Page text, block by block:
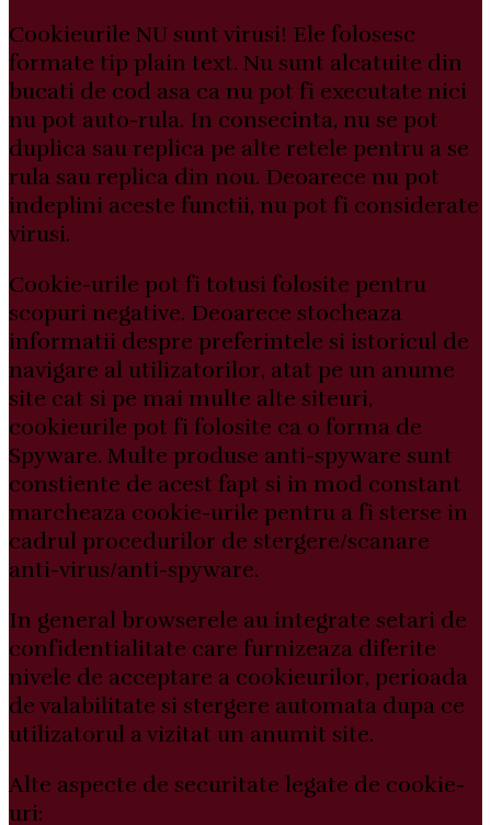
Cookieurile NU sunt virusi! Ele folosesc
formate tip plain text. Nu sunt alcatuite din
bucati de cod asa ca nu pot fi executate nici
nu pot auto-rula. In consecinta, nu se pot
duplica sau replica pe alte retele pentru a se
rula sau replica din nou. Deoarece nu pot
indeplini aceste functii, nu pot fi considerate
virusi.
Cookie-urile pot fi totusi folosite pentru
scopuri negative. Deoarece stocheaza
informatii despre preferintele si istoricul de
navigare al utilizatorilor, atat pe un anume
site cat si pe mai multe alte siteuri,
cookieurile pot fi folosite ca o forma de
Spyware. Multe produse anti-spyware sunt
constiente de acest fapt si in mod constant
marcheaza cookie-urile pentru a fi sterse in
cadrul procedurilor de stergere/scanare
anti-virus/anti-spyware.
In general browserele au integrate setari de
confidentialitate care furnizeaza diferite
nivele de acceptare a cookieurilor, perioada
de valabilitate si stergere automata dupa ce
utilizatorul a vizitat un anumit site.
Alte aspecte de securitate legate de cookie-
uri: